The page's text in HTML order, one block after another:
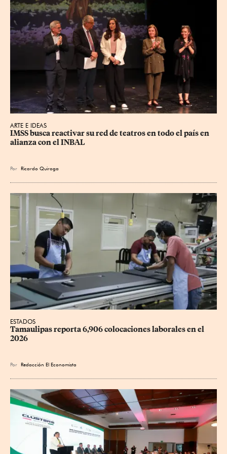
ARTE E IDEAS
IMSS busca reactivar su red de teatros en todo el país en
alianza con el INBAL
Por Ricardo Quiroga
ESTADOS
Tamaulipas reporta 6,906 colocaciones laborales en el
2026
Por Redacción El Economista